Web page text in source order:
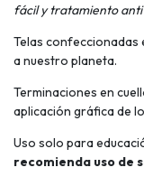
fácil y tratamiento anti
Telas confeccionadas
a nuestro planeta.
Terminaciones en
aplicación gráfica de
Uso solo para
recomienda uso de